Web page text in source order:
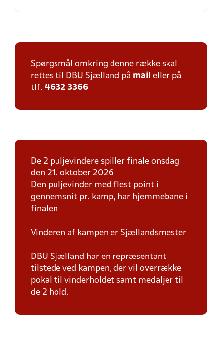
Spørgsmål omkring denne række skal
rettes til DBU Sjælland på mail eller på
tlf: 4632 3366
De 2 puljevindere spiller finale onsdag
den 21. oktober 2026
Den puljevinder med flest point i
gennemsnit pr. kamp, har hjemmebane i
finalen
Vinderen af kampen er Sjællandsmester
DBU Sjælland har en repræsentant
tilstede ved kampen, der vil overrække
pokal til vinderholdet samt medaljer til
de 2 hold.